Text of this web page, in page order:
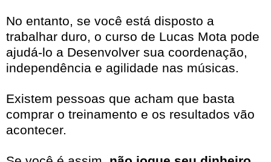
No entanto, se você está disposto a
trabalhar duro, o curso de Lucas Mota pode
ajudá-lo a Desenvolver sua coordenação,
independência e agilidade nas músicas.
Existem pessoas que acham que basta
comprar o treinamento e os resultados vão
acontecer.